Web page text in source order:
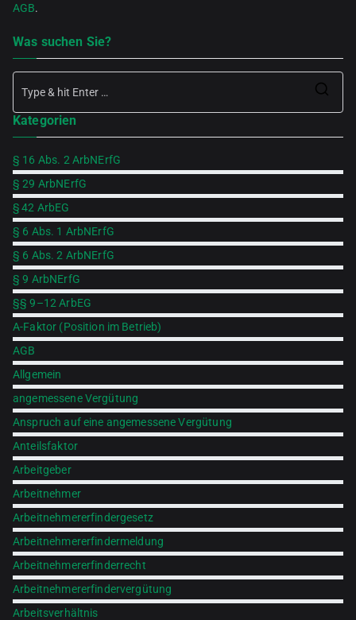
AGB.
Was suchen Sie?
Kategorien
§ 16 Abs. 2 ArbNErfG
§ 29 ArbNErfG
§ 42 ArbEG
§ 6 Abs. 1 ArbNErfG
§ 6 Abs. 2 ArbNErfG
§ 9 ArbNErfG
§§ 9–12 ArbEG
A-Faktor (Position im Betrieb)
AGB
Allgemein
angemessene Vergütung
Anspruch auf eine angemessene Vergütung
Anteilsfaktor
Arbeitgeber
Arbeitnehmer
Arbeitnehmererfindergesetz
Arbeitnehmererfindermeldung
Arbeitnehmererfinderrecht
Arbeitnehmererfindervergütung
Arbeitsverhältnis